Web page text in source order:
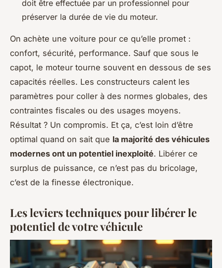
doit être effectuée par un professionnel pour
préserver la durée de vie du moteur.
On achète une voiture pour ce qu’elle promet :
confort, sécurité, performance. Sauf que sous le
capot, le moteur tourne souvent en dessous de ses
capacités réelles. Les constructeurs calent les
paramètres pour coller à des normes globales, des
contraintes fiscales ou des usages moyens.
Résultat ? Un compromis. Et ça, c’est loin d’être
optimal quand on sait que la majorité des véhicules
modernes ont un potentiel inexploité. Libérer ce
surplus de puissance, ce n’est pas du bricolage,
c’est de la finesse électronique.
Les leviers techniques pour libérer le
potentiel de votre véhicule